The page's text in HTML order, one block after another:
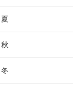
夏
秋
冬